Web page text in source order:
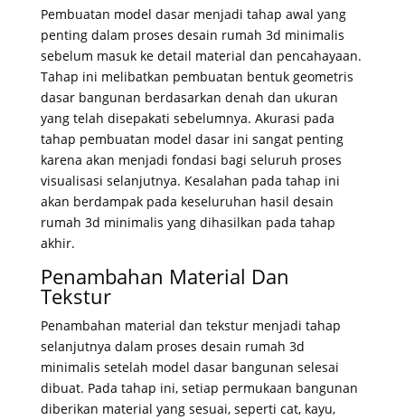
Pembuatan model dasar menjadi tahap awal yang
penting dalam proses desain rumah 3d minimalis
sebelum masuk ke detail material dan pencahayaan.
Tahap ini melibatkan pembuatan bentuk geometris
dasar bangunan berdasarkan denah dan ukuran
yang telah disepakati sebelumnya. Akurasi pada
tahap pembuatan model dasar ini sangat penting
karena akan menjadi fondasi bagi seluruh proses
visualisasi selanjutnya. Kesalahan pada tahap ini
akan berdampak pada keseluruhan hasil desain
rumah 3d minimalis yang dihasilkan pada tahap
akhir.
Penambahan Material Dan
Tekstur
Penambahan material dan tekstur menjadi tahap
selanjutnya dalam proses desain rumah 3d
minimalis setelah model dasar bangunan selesai
dibuat. Pada tahap ini, setiap permukaan bangunan
diberikan material yang sesuai, seperti cat, kayu,